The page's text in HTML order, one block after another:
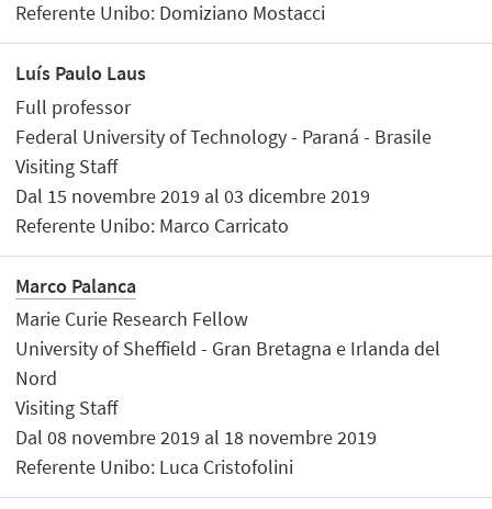
Referente Unibo: Domiziano Mostacci
Luís Paulo Laus
Full professor
Federal University of Technology - Paraná - Brasile
Visiting Staff
Dal 15 novembre 2019 al 03 dicembre 2019
Referente Unibo: Marco Carricato
Marco Palanca
Marie Curie Research Fellow
University of Sheffield - Gran Bretagna e Irlanda del
Nord
Visiting Staff
Dal 08 novembre 2019 al 18 novembre 2019
Referente Unibo: Luca Cristofolini